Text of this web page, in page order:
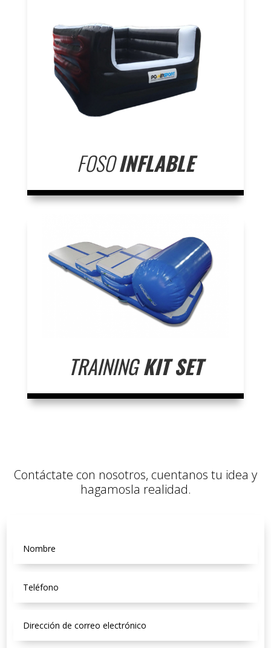
FOSOINFLABLE
TRAININGKIT SET
Contáctate con nosotros, cuentanos tu idea y
hagamosla realidad.